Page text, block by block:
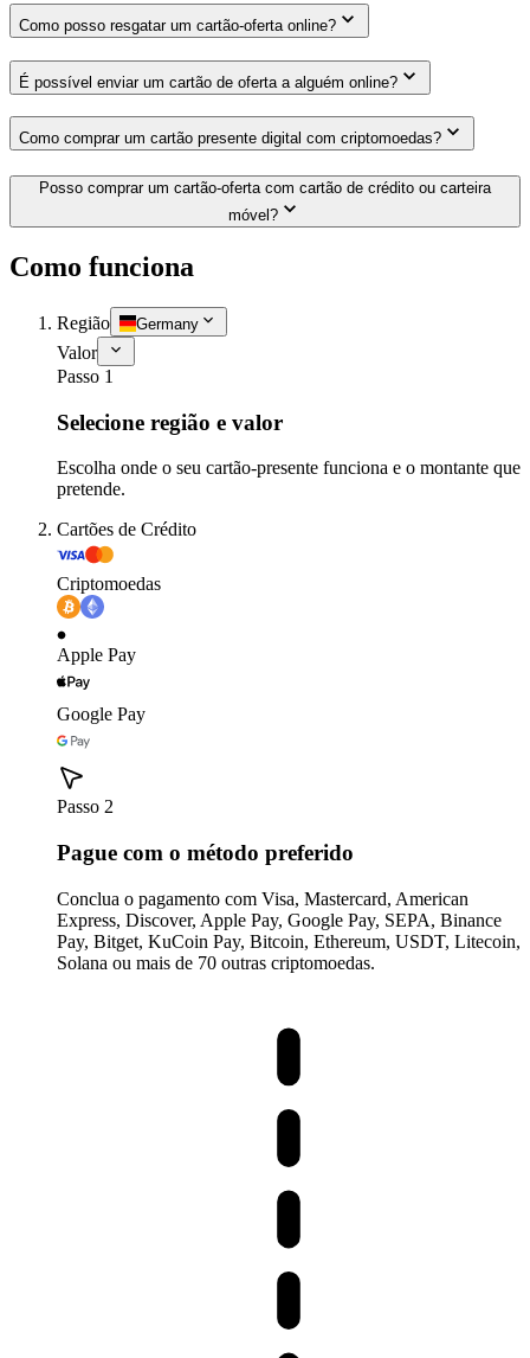
Como posso resgatar um cartão-oferta online?
É possível enviar um cartão de oferta a alguém online?
Como comprar um cartão presente digital com criptomoedas?
Posso comprar um cartão-oferta com cartão de crédito ou carteira
móvel?
Como funciona
Região Germany
Valor
Passo 1
Selecione região e valor
Escolha onde o seu cartão-presente funciona e o montante que
pretende.
Cartões de Crédito
Criptomoedas
Apple Pay
Google Pay
Passo 2
Pague com o método preferido
Conclua o pagamento com Visa, Mastercard, American
Express, Discover, Apple Pay, Google Pay, SEPA, Binance
Pay, Bitget, KuCoin Pay, Bitcoin, Ethereum, USDT, Litecoin,
Solana ou mais de 70 outras criptomoedas.